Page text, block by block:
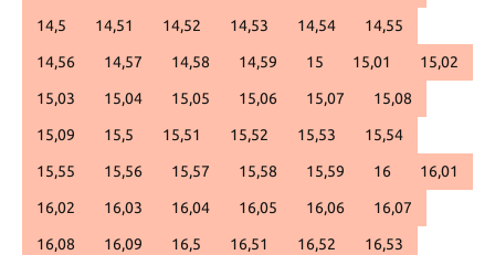
14,5 14,51 14,52 14,53 14,54 14,55
14,56 14,57 14,58 14,59 15 15,01 15,02
15,03 15,04 15,05 15,06 15,07 15,08
15,09 15,5 15,51 15,52 15,53 15,54
15,55 15,56 15,57 15,58 15,59 16 16,01
16,02 16,03 16,04 16,05 16,06 16,07
16,08 16,09 16,5 16,51 16,52 16,53